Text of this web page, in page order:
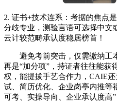
2. 证书+技术连系：考据的焦点
分歧专业，测验言语可选择中文
云计较范畴承认度稳居榜首！
避免考前突击，仅需缴纳工
再是“加分项”，持证者往往能获
权，能提拔手艺合作力，CAIE
试、简历优化、企业岗亭内推等
可考、实操导向、企业承认度高